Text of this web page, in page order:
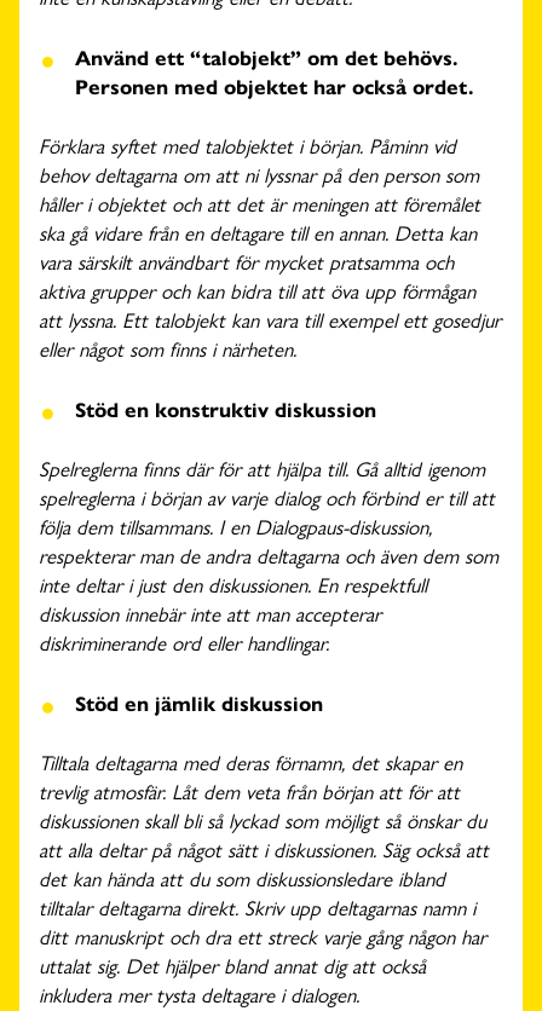
Använd ett “talobjekt” om det behövs.
Personen med objektet har också ordet.
Förklara syftet med talobjektet i början. Påminn vid
behov deltagarna om att ni lyssnar på den person som
håller i objektet och att det är meningen att föremålet
ska gå vidare från en deltagare till en annan. Detta kan
vara särskilt användbart för mycket pratsamma och
aktiva grupper och kan bidra till att öva upp förmågan
att lyssna. Ett talobjekt kan vara till exempel ett gosedjur
eller något som finns i närheten.
Stöd en konstruktiv diskussion
Spelreglerna finns där för att hjälpa till. Gå alltid igenom
spelreglerna i början av varje dialog och förbind er till att
följa dem tillsammans. I en Dialogpaus-diskussion,
respekterar man de andra deltagarna och även dem som
inte deltar i just den diskussionen. En respektfull
diskussion innebär inte att man accepterar
diskriminerande ord eller handlingar.
Stöd en jämlik diskussion
Tilltala deltagarna med deras förnamn, det skapar en
trevlig atmosfär. Låt dem veta från början att för att
diskussionen skall bli så lyckad som möjligt så önskar du
att alla deltar på något sätt i diskussionen. Säg också att
det kan hända att du som diskussionsledare ibland
tilltalar deltagarna direkt. Skriv upp deltagarnas namn i
ditt manuskript och dra ett streck varje gång någon har
uttalat sig. Det hjälper bland annat dig att också
inkludera mer tysta deltagare i dialogen.